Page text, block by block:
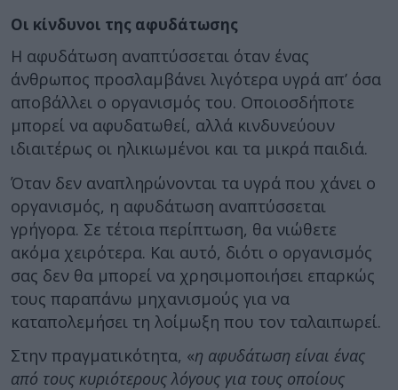
Οι κίνδυνοι της αφυδάτωσης
Η αφυδάτωση αναπτύσσεται όταν ένας
άνθρωπος προσλαμβάνει λιγότερα υγρά απ’ όσα
αποβάλλει ο οργανισμός του. Οποιοσδήποτε
μπορεί να αφυδατωθεί, αλλά κινδυνεύουν
ιδιαιτέρως οι ηλικιωμένοι και τα μικρά παιδιά.
Όταν δεν αναπληρώνονται τα υγρά που χάνει ο
οργανισμός, η αφυδάτωση αναπτύσσεται
γρήγορα. Σε τέτοια περίπτωση, θα νιώθετε
ακόμα χειρότερα. Και αυτό, διότι ο οργανισμός
σας δεν θα μπορεί να χρησιμοποιήσει επαρκώς
τους παραπάνω μηχανισμούς για να
καταπολεμήσει τη λοίμωξη που τον ταλαιπωρεί.
Στην πραγματικότητα, «η αφυδάτωση είναι ένας
από τους κυριότερους λόγους για τους οποίους